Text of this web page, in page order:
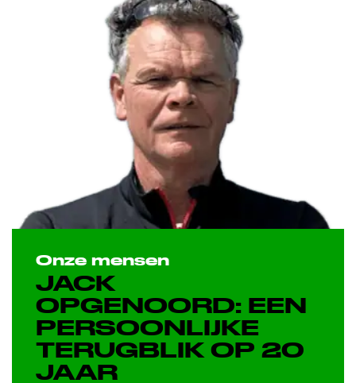
Onze mensen
JACK
OPGENOORD: EEN
PERSOONLIJKE
TERUGBLIK OP 20
JAAR